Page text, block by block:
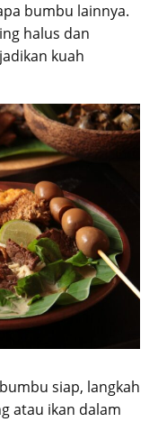
bumbu lainnya.
halus dan
kuah
siap, langkah
atau ikan dalam